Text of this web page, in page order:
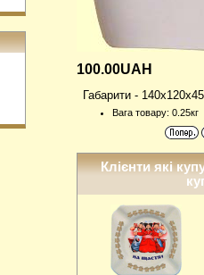
100.00UAH
Габарити - 140x120x45
Вага товару: 0.25кг
Клієнти які